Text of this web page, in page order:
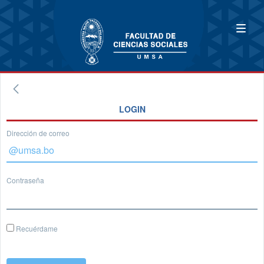
LOGIN
Dirección de correo
Contraseña
Recuérdame